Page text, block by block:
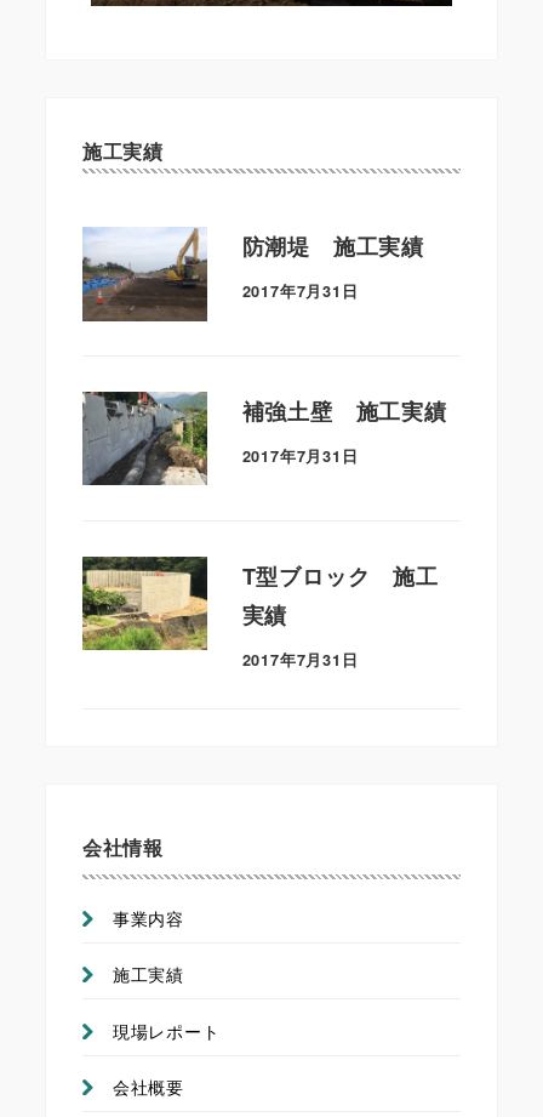
施工実績
防潮堤 施工実績
2017年7月31日
補強土壁 施工実績
2017年7月31日
T型ブロック 施工
実績
2017年7月31日
会社情報
事業内容
施工実績
現場レポート
会社概要